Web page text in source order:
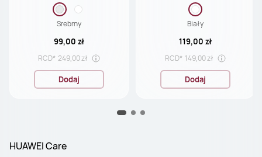
Srebrny
99,00 zł
RCD* 249,00 zł
Dodaj
Biały
119,00 zł
RCD* 149,00 zł
Dodaj
HUAWEI Care